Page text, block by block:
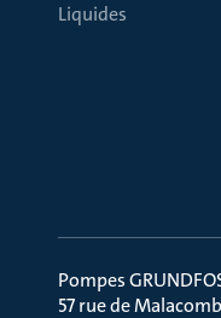
Liquides
Pompes
57 rue de